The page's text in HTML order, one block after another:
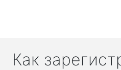
Как